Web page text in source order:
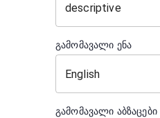
გამომავალი ენა
გამომავალი აბზაცები